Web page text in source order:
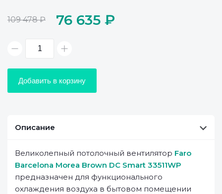
109 478 ₽ 76 635 ₽
Добавить в корзину
Описание
Великолепный потолочный вентилятор Faro
Barcelona Morea Brown DC Smart 33511WP
предназначен для функционального
охлаждения воздуха в бытовом помещении